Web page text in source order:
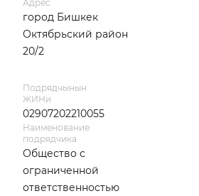
Адрес
город Бишкек
Октябрьский район
20/2
Подрядчынын
ЖИНи
02907202210055
Наименование
подрядчика
Общество с
ограниченной
ответственностью